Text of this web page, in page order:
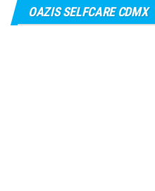
OAZIS SELFCARE CDMX